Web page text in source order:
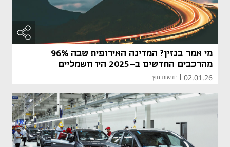
מי אמר בנזין? המדינה האירופית שבה 96%
מהרכבים החדשים ב-2025 היו חשמליים
02.01.26 חדשות חוץ